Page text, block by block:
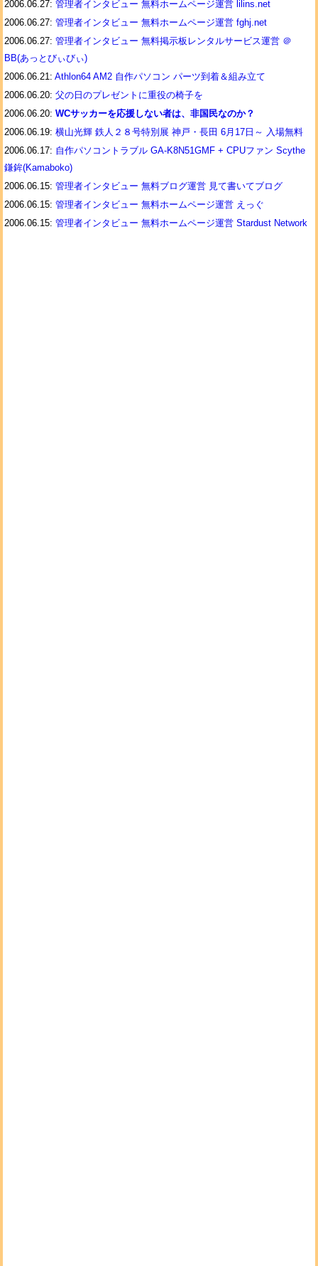
2006.06.27: 管理者インタビュー 無料ホームページ運営 lilins.net
2006.06.27: 管理者インタビュー 無料ホームページ運営 fghj.net
2006.06.27: 管理者インタビュー 無料掲示板レンタルサービス運営 ＠
BB(あっとびぃびぃ)
2006.06.21: Athlon64 AM2 自作パソコン パーツ到着＆組み立て
2006.06.20: 父の日のプレゼントに重役の椅子を
2006.06.20: WCサッカーを応援しない者は、非国民なのか？
2006.06.19: 横山光輝 鉄人２８号特別展 神戸・長田 6月17日～ 入場無料
2006.06.17: 自作パソコントラブル GA-K8N51GMF + CPUファン Scythe
鎌鉾(Kamaboko)
2006.06.15: 管理者インタビュー 無料ブログ運営 見て書いてブログ
2006.06.15: 管理者インタビュー 無料ホームページ運営 えっぐ
2006.06.15: 管理者インタビュー 無料ホームページ運営 Stardust Network